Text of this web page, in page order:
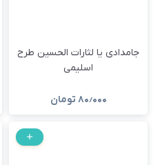
جامدادی یا لثارات الحسین طرح
اسلیمی
۸۰٫۰۰۰ تومان